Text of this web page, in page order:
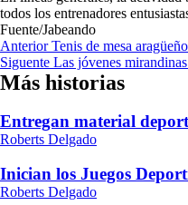
todos los entrenadores
Fuente/Jabeando
Navegación
de
entradas
AnteriorTenis de mesa
Siguente Las jóvenes
Más historias
Entregan material
Roberts Delgado
Inician los Juegos
Roberts Delgado